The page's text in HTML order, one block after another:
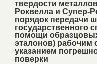
твердости
Роквелла и Супер-
порядок передачи
государственного
помощи
эталонов) рабочим
указанием
поверки